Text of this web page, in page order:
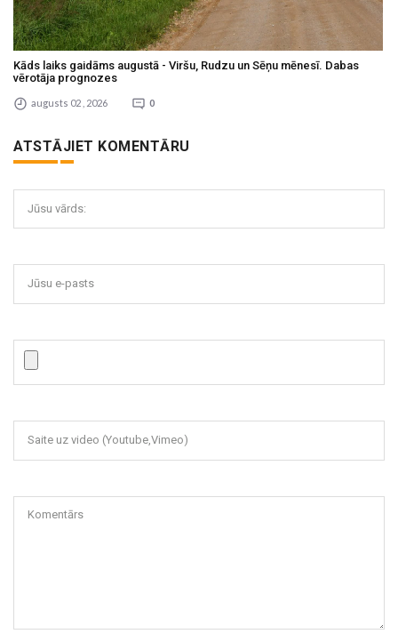
Kāds laiks gaidāms augustā - Viršu, Rudzu un Sēņu mēnesī. Dabas
vērotāja prognozes
augusts 02 , 2026 0
ATSTĀJIET KOMENTĀRU
Jūsu vārds:
Jūsu e-pasts
Saite uz video (Youtube,Vimeo)
Komentārs